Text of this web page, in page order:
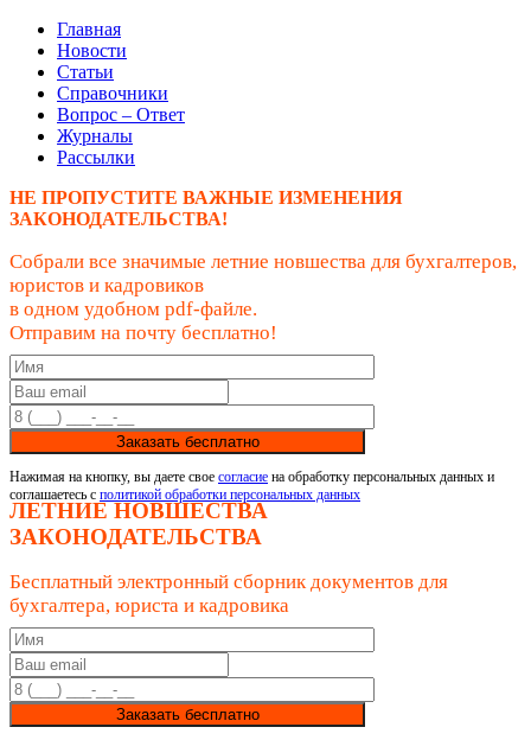
Главная
Новости
Статьи
Справочники
Вопрос – Ответ
Журналы
Рассылки
НЕ ПРОПУСТИТЕ ВАЖНЫЕ ИЗМЕНЕНИЯ
ЗАКОНОДАТЕЛЬСТВА!
Собрали все значимые летние новшества для бухгалтеров,
юристов и кадровиков
в одном удобном pdf-файле.
Отправим на почту бесплатно!
Заказать бесплатно
Нажимая на кнопку, вы даете свое согласие на обработку персональных данных и
соглашаетесь с политикой обработки персональных данных
ЛЕТНИЕ НОВШЕСТВА
ЗАКОНОДАТЕЛЬСТВА
Бесплатный электронный сборник документов для
бухгалтера, юриста и кадровика
Заказать бесплатно